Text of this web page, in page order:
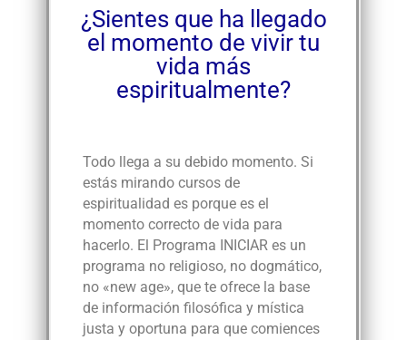
¿Sientes que ha llegado
el momento de vivir tu
vida más
espiritualmente?
Todo llega a su debido momento. Si
estás mirando cursos de
espiritualidad es porque es el
momento correcto de vida para
hacerlo. El Programa INICIAR es un
programa no religioso, no dogmático,
no «new age», que te ofrece la base
de información filosófica y mística
justa y oportuna para que comiences